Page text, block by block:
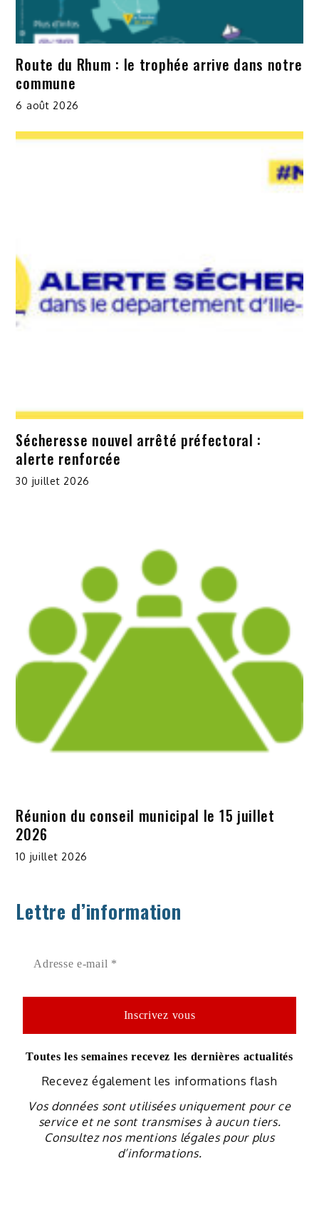
Route du Rhum : le trophée arrive dans notre
commune
6 août 2026
Sécheresse nouvel arrêté préfectoral :
alerte renforcée
30 juillet 2026
Réunion du conseil municipal le 15 juillet
2026
10 juillet 2026
Lettre d’information
Toutes les semaines recevez les dernières actualités
Recevez également les informations flash
Vos données sont utilisées uniquement pour ce
service et ne sont transmises à aucun tiers.
Consultez nos mentions légales pour plus
d’informations.